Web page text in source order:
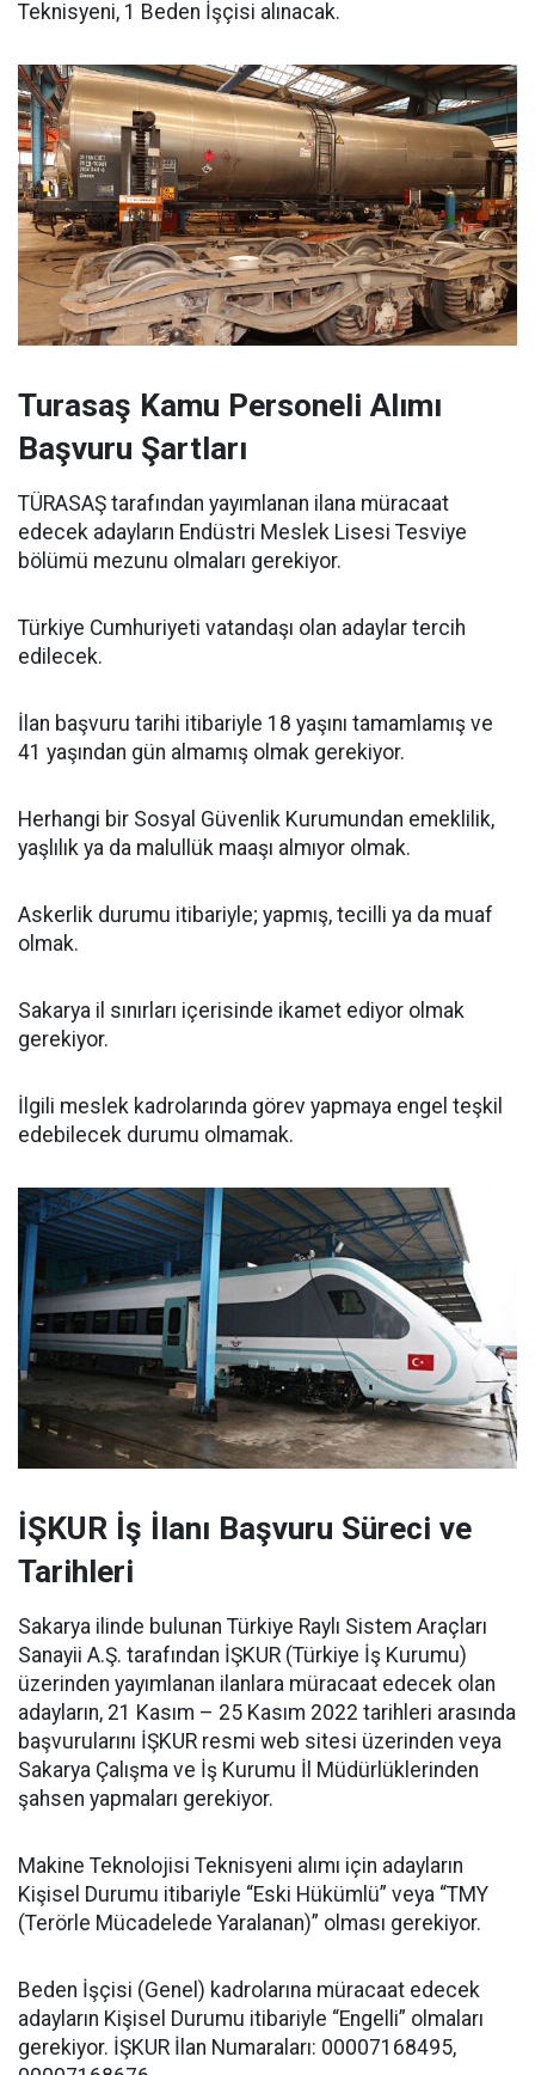
Teknisyeni, 1 Beden İşçisi alınacak.
Turasaş Kamu Personeli Alımı
Başvuru Şartları
TÜRASAŞ tarafından yayımlanan ilana müracaat
edecek adayların Endüstri Meslek Lisesi Tesviye
bölümü mezunu olmaları gerekiyor.
Türkiye Cumhuriyeti vatandaşı olan adaylar tercih
edilecek.
İlan başvuru tarihi itibariyle 18 yaşını tamamlamış ve
41 yaşından gün almamış olmak gerekiyor.
Herhangi bir Sosyal Güvenlik Kurumundan emeklilik,
yaşlılık ya da malullük maaşı almıyor olmak.
Askerlik durumu itibariyle; yapmış, tecilli ya da muaf
olmak.
Sakarya il sınırları içerisinde ikamet ediyor olmak
gerekiyor.
İlgili meslek kadrolarında görev yapmaya engel teşkil
edebilecek durumu olmamak.
İŞKUR İş İlanı Başvuru Süreci ve
Tarihleri
Sakarya ilinde bulunan Türkiye Raylı Sistem Araçları
Sanayii A.Ş. tarafından İŞKUR (Türkiye İş Kurumu)
üzerinden yayımlanan ilanlara müracaat edecek olan
adayların, 21 Kasım – 25 Kasım 2022 tarihleri arasında
başvurularını İŞKUR resmi web sitesi üzerinden veya
Sakarya Çalışma ve İş Kurumu İl Müdürlüklerinden
şahsen yapmaları gerekiyor.
Makine Teknolojisi Teknisyeni alımı için adayların
Kişisel Durumu itibariyle “Eski Hükümlü” veya “TMY
(Terörle Mücadelede Yaralanan)” olması gerekiyor.
Beden İşçisi (Genel) kadrolarına müracaat edecek
adayların Kişisel Durumu itibariyle “Engelli” olmaları
gerekiyor. İŞKUR İlan Numaraları: 00007168495,